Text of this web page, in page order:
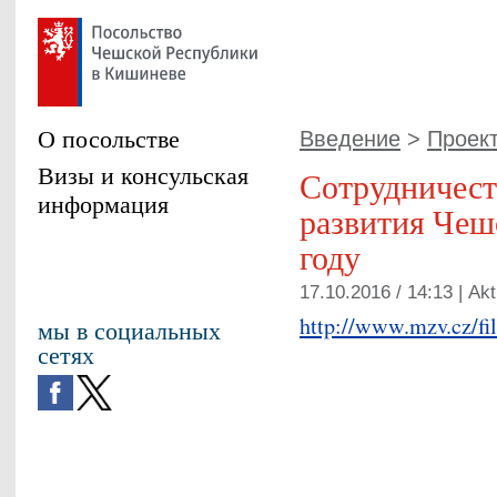
Введение >
развития
году
17.10.2016 / 14:13 |
http://www.mzv.cz/
О посольстве
Визы и консульская
информация
мы в социальных
сетях